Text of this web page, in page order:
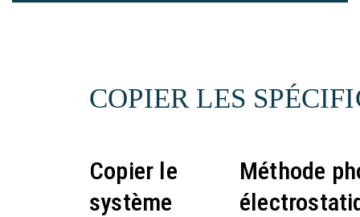
COPIER LES
Copier le
système
Méthode